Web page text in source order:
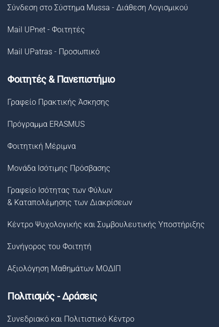
Σύνδεση στο Σύστημα Μussa - Διάθεση Λογισμικού
Mail UPnet - Φοιτητές
Mail UPatras - Προσωπικό
Φοιτητές & Πανεπιστήμιο
Γραφείο Πρακτικής Άσκησης
Πρόγραμμα ERASMUS
Φοιτητική Μέριμνα
Μονάδα Ισότιμης Πρόσβασης
Γραφείο Ισότητας των Φύλων
& Καταπολέμησης των Διακρίσεων
Κέντρο Ψυχολογικής και Συμβουλευτικής Υποστήριξης
Συνήγορος του Φοιτητή
Αξιολόγηση Μαθημάτων ΜΟΔΙΠ
Πολιτισμός - Δράσεις
Συνεδριακό και Πολιτιστικό Κέντρο